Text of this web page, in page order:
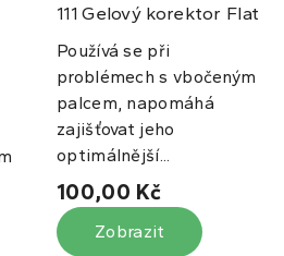
111 Gelový korektor Flat
Používá se při
problémech s vbočeným
palcem, napomáhá
zajišťovat jeho
optimálnější...
100,00 Kč
Zobrazit